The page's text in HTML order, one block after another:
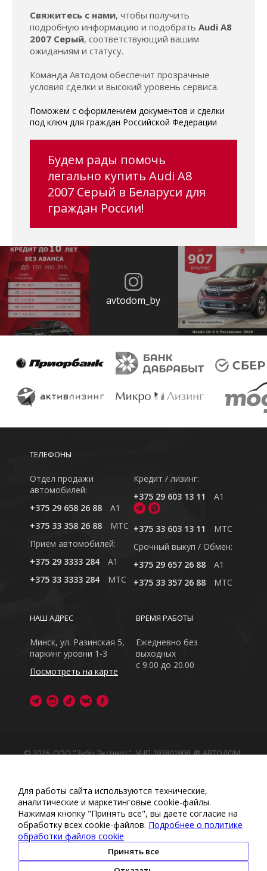
Свяжитесь с нами, чтобы получить
подробную информацию и подобрать Audi A8
2007 Серый, соответствующий вашим
ожиданиям и статусу.
Команда Автодом обеспечит прозрачные
условия сделки и высокий уровень сервиса.
Поможем с оформлением документов и сделки
под ключ для граждан Российской Федерации
Будем рады помочь
легально купить Audi A8
2007 Серый в Беларуси для
граждан России!
avtodom_by
ТЕЛЕФОНЫ
Отдел продажи
автомобилей:
+375 29 658 26 88
A1
+375 33 358 26 88
MTC
Приём автомобилей:
+375 29 3333 284
A1
+375 33 3333 284
MTC
Кредит / лизинг:
+375 29 603 13 11
A1
+375 33 603 13 11
MTC
Cрочный выкуп / Обмен:
+375 29 657 26 88
A1
+375 33 357 26 88
MTC
ВРЕМЯ РАБОТЫ
Ежедневно без
выходных
с 9.00 до 20.00
НАШ АДРЕС
Минск, ул. Разинская 5,
паркинг уровни 1-3
Посмотреть на карте
© 2026, ООО "Зубр Эксперт", УНП 193801908. ® АВТОДОМ
сайт носит исключительно информационный характер
Любое использование либо копирование материалов
или подборки материалов сайта, элементов дизайна и
оформления запрещено
Политика обработки персональных данных
обработки файлов cookie•Политика видеонаблюдения
•Условия обработки персональных данных
Для работы сайта используются технические,
аналитические и маркетинговые сооkіе-файлы.
Нажимая кнопку "Принять все", вы даете согласие на
обработку всех cookie-файлов. Подробнее о политике
обработки файлов cookie
Принять все